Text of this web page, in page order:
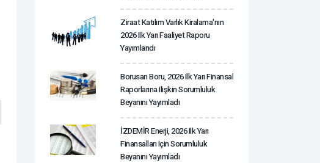
Ziraat Katılım Varlık Kiralama'nın
2026 Ilk Yarı Faaliyet Raporu
Yayımlandı
Borusan Boru, 2026 Ilk Yarı Finansal
Raporlarına Ilişkin Sorumluluk
Beyanını Yayımladı
İZDEMİR Enerji, 2026 Ilk Yarı
Finansalları Için Sorumluluk
Beyanını Yayımladı